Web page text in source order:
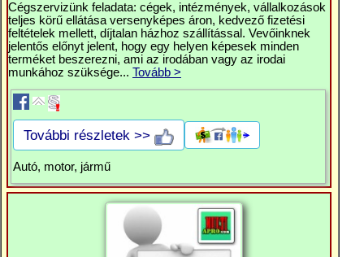
Cégszervizünk feladata: cégek, intézmények, vállalkozások
teljes körű ellátása versenyképes áron, kedvező fizetési
feltételek mellett, díjtalan házhoz szállítással. Vevőinknek
jelentős előnyt jelent, hogy egy helyen képesek minden
terméket beszerezni, ami az irodában vagy az irodai
munkához szüksége... Tovább >
További részletek >>
Autó, motor, jármű